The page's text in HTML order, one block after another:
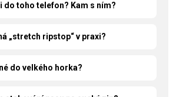
do toho telefon? Kam s ním?
„stretch ripstop“ v praxi?
do velkého horka?